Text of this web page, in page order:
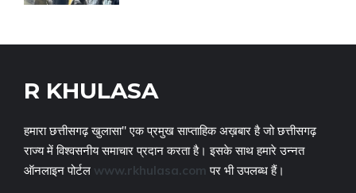
R KHULASA
हमारा छत्तीसगढ़ खुलासा" एक प्रमुख साप्ताहिक अख़बार है जो छत्तीसगढ़
राज्य में विश्वसनीय समाचार प्रदान करता है। इसके साथ हमारे उन्नत
ऑनलाइन पोर्टल www.rkhulasa.com पर भी उपलब्ध हैं।